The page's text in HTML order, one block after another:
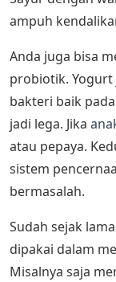
ampuh
Anda juga bisa
probiotik.
bakteri baik
jadi lega. Jika
atau pepaya.
sistem
bermasalah.
Sudah sejak
dipakai dalam
Misalnya saja